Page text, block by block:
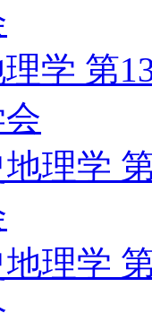
学 第
理学
理学